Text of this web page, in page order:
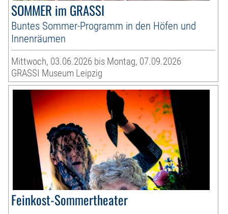
SOMMER im GRASSI
Buntes Sommer-Programm in den Höfen und
Innenräumen
Mittwoch, 03.06.2026 bis Montag, 07.09.2026
GRASSI Museum Leipzig
Feinkost-Sommertheater